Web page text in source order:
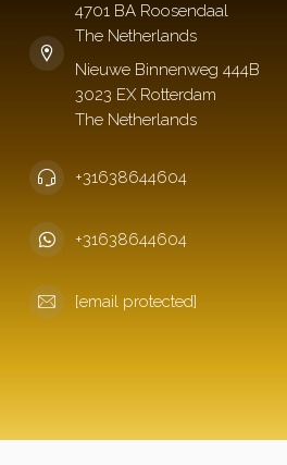
4701 BA Roosendaal
The Netherlands
+31638644604
+31638644604
[email protected]